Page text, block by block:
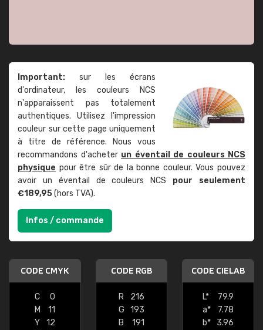
Important: sur les écrans
d'ordinateur, les couleurs NCS
n'apparaissent pas totalement
authentiques. Utilisez l'impression
couleur sur cette page uniquement
à titre de référence. Nous vous
recommandons d'acheter un éventail de couleurs NCS
physique pour être sûr de la bonne couleur. Vous pouvez
avoir un éventail de couleurs NCS pour seulement
€189,95(hors TVA).
Infos / commande
CODE CMYK
C
0
M
11
Y
12
CODE RGB
R
216
G
193
B
191
CODE CIELAB
L*
79.9
a*
7.78
b*
3.96